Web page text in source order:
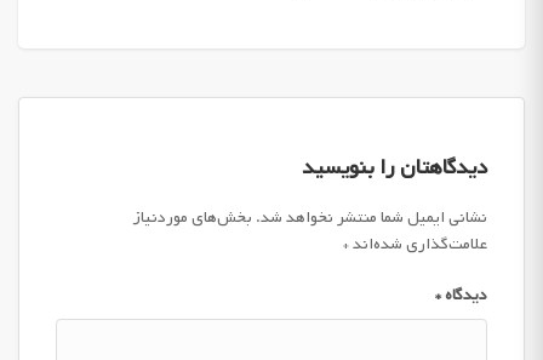
دیدگاهتان را بنویسید
نشانی ایمیل شما منتشر نخواهد شد. بخش‌های موردنیاز
علامت‌گذاری شده‌اند*
دیدگاه*